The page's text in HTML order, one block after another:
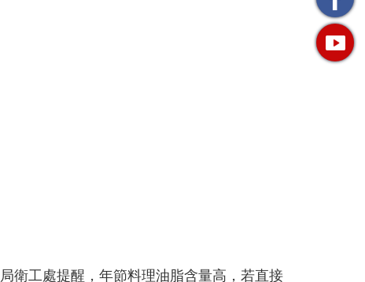
衛工處提醒，年節料理油脂含量高，若直接